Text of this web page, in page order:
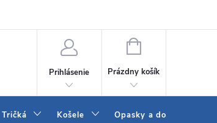
Prihlásenie
NÁKUPNÝ
Prázdny košík
Tričká Košele Opasky a doplnky